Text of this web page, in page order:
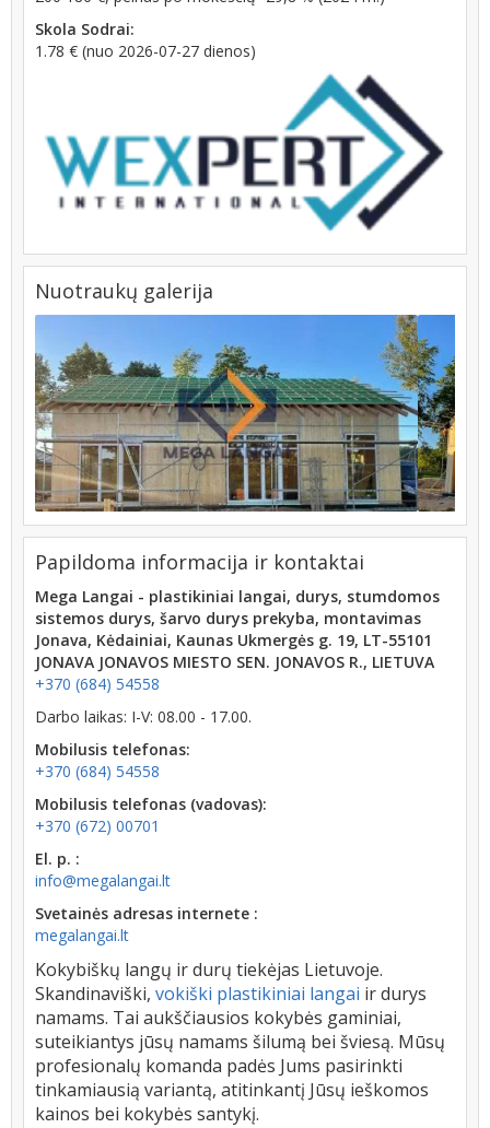
Skola Sodrai:
1.78 € (nuo 2026-07-27 dienos)
Nuotraukų galerija
Papildoma informacija ir kontaktai
Mega Langai - plastikiniai langai, durys, stumdomos
sistemos durys, šarvo durys prekyba, montavimas
Jonava, Kėdainiai, Kaunas Ukmergės g. 19, LT-55101
JONAVA JONAVOS MIESTO SEN. JONAVOS R., LIETUVA
+370 (684) 54558
Darbo laikas: I-V: 08.00 - 17.00.
Mobilusis telefonas:
+370 (684) 54558
Mobilusis telefonas (vadovas):
+370 (672) 00701
El. p. :
info@megalangai.lt
Svetainės adresas internete :
megalangai.lt
Kokybiškų langų ir durų tiekėjas Lietuvoje.
Skandinaviški, vokiški plastikiniai langai ir durys
namams. Tai aukščiausios kokybės gaminiai,
suteikiantys jūsų namams šilumą bei šviesą. Mūsų
profesionalų komanda padės Jums pasirinkti
tinkamiausią variantą, atitinkantį Jūsų ieškomos
kainos bei kokybės santykį.